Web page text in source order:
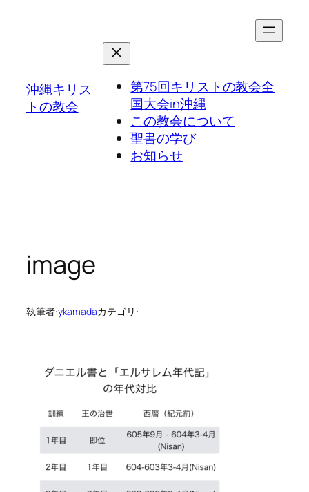
沖縄キリス
トの教会
第75回キリストの教会全
国大会in沖縄
この教会について
聖書の学び
お知らせ
image
執筆者:ykamadaカテゴリ: